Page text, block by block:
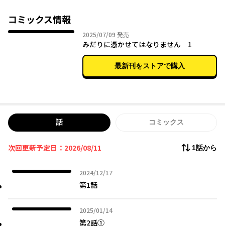
コミックス情報
2025/07/09 2025年07月09日
発売
みだりに憑かせてはなりません 1
最新刊をストアで購入
話 コミックス
次回更新予定日：2026/08/11 1話から
2024/12/17
2024年12月17日
第1話
2025/01/14
2025年01月14日
第2話①